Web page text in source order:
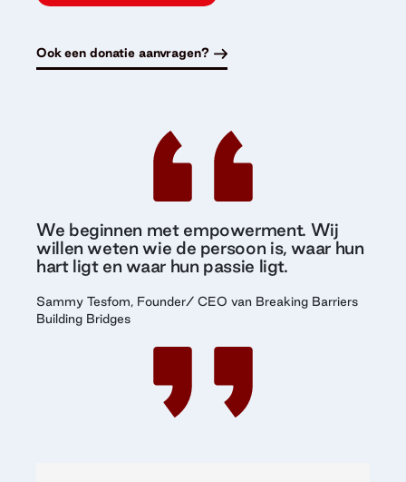
Ook een donatie aanvragen?
We beginnen met empowerment. Wij
willen weten wie de persoon is, waar hun
hart ligt en waar hun passie ligt.
Sammy Tesfom, Founder/ CEO van Breaking Barriers
Building Bridges